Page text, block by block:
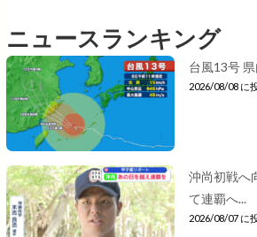
ニュースランキング
台風13号
2026/08/08 に
沖尚初戦へ
て連覇へ...
2026/08/07 に